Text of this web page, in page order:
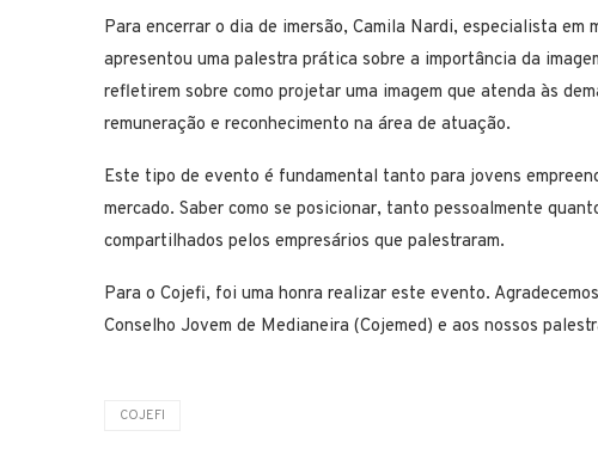
Para encerrar o dia de imersão, Camila Nardi, especialista
apresentou uma palestra prática sobre a importância da
refletirem sobre como projetar uma imagem que atenda às
remuneração e reconhecimento na área de atuação.
Este tipo de evento é fundamental tanto para jovens
mercado. Saber como se posicionar, tanto pessoalmente
compartilhados pelos empresários que palestraram.
Para o Cojefi, foi uma honra realizar este evento.
Conselho Jovem de Medianeira (Cojemed) e aos nossos
COJEFI